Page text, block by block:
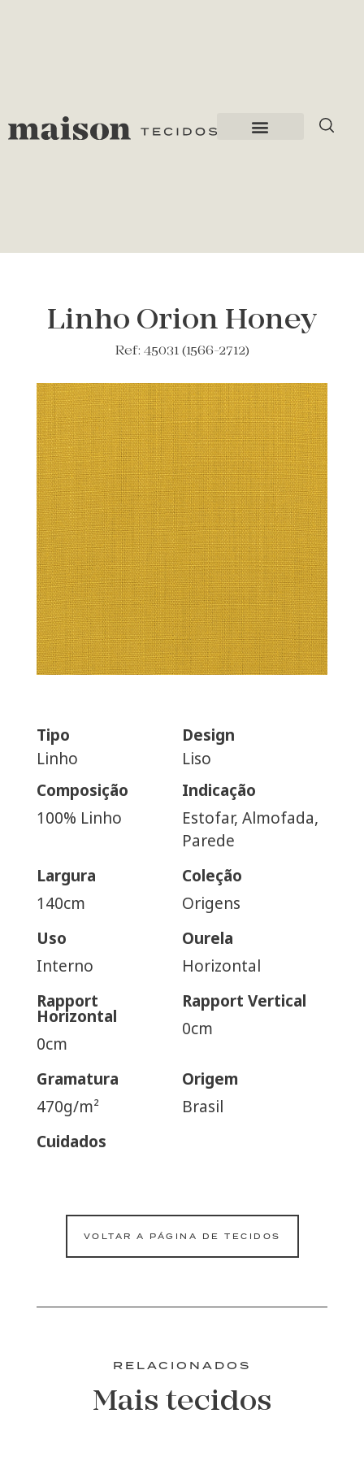
Linho Orion Honey
Ref: 45031 (1566-2712)
Tipo
Linho
Design
Liso
Composição
100% Linho
Indicação
Estofar, Almofada,
Parede
Largura
140cm
Coleção
Origens
Uso
Interno
Ourela
Horizontal
Rapport
Horizontal
0cm
Rapport Vertical
0cm
Gramatura
470g/m²
Origem
Brasil
Cuidados
VOLTAR A PÁGINA DE TECIDOS
RELACIONADOS
Mais tecidos